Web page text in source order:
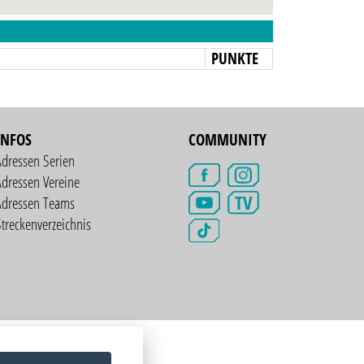
PUNKTE
Serien
Vereine
Teams
COMMUNITY
TV